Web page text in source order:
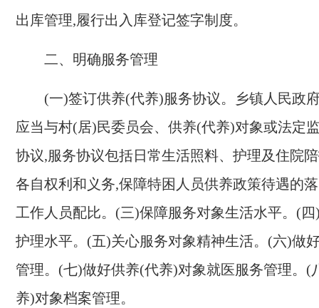
出库管理,履行出入库登记签字制度。
二、明确服务管理
(一)签订供养(代养)服务协议。乡镇人民政
应当与村(居)民委员会、供养(代养)对象或法定
协议,服务协议包括日常生活照料、护理及住院
各自权利和义务,保障特困人员供养政策待遇的
工作人员配比。 (三)保障服务对象生活水平。 ( 四
护理水平。 (五)关心服务对象精神生活。 (六)做
管理。 (七)做好供养(代养)对象就医服务管理。 (
养)对象档案管理。